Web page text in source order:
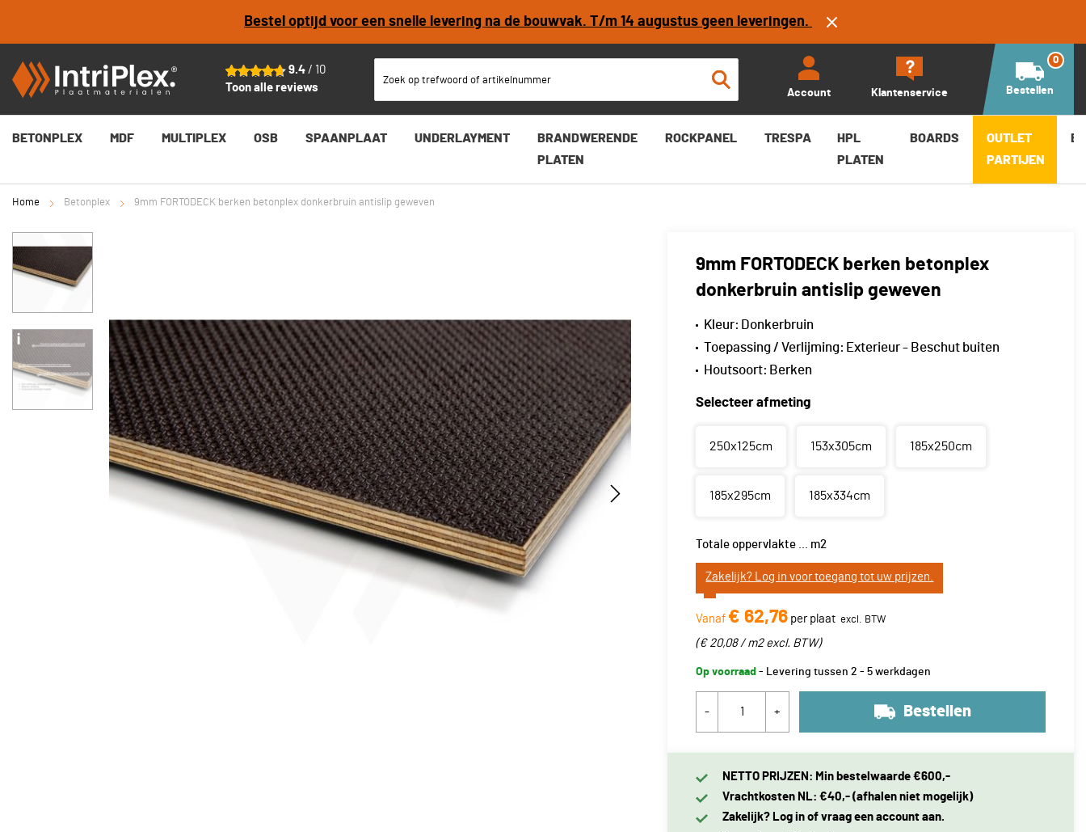
Bestel optijd voor een snelle levering na de bouwvak. T/m 14 augustus geen leveringen.
Account Klantenservice
9.4/ 10
Toon alle reviews
Bestellen
0
BETONPLEX MDF MULTIPLEX OSB SPAANPLAAT UNDERLAYMENT
BRANDWERENDE
PLATEN
ROCKPANEL TRESPA
HPL
PLATEN
BOARDS
OUTLET
PARTIJEN
Home Betonplex 9mm FORTODECK berken betonplex donkerbruin antislip geweven
9mm FORTODECK berken betonplex
donkerbruin antislip geweven
9mm FORTODECK berken betonplex donkerbruin antislip geweven
Vanaf € 62,76 per plaat
Selecteer afmeting
250x125cm 153x305cm 185x250cm
185x295cm 185x334cm
Totale oppervlakte ... m2
Zakelijk? Log in voor toegang tot uw prijzen.
Vanaf € 62,76 per plaat
(€ 20,08 / m2excl. BTW)
Op voorraad - Levering tussen 2 - 5 werkdagen
- + Bestellen
Kleur: Donkerbruin
Toepassing / Verlijming: Exterieur - Beschut buiten
Houtsoort: Berken
NETTO PRIJZEN: Min bestelwaarde €600,-
Vrachtkosten NL: €40,- (afhalen niet mogelijk)
Zakelijk? Log in of vraag een account aan.